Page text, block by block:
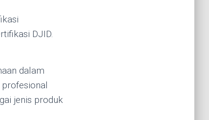
DJID.
dalam
jenis produk